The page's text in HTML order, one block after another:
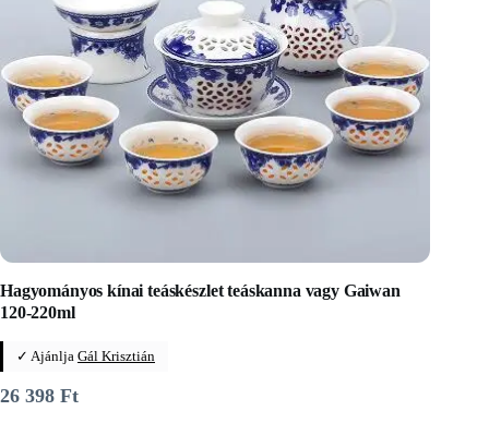
Hagyományos kínai teáskészlet teáskanna vagy Gaiwan
120-220ml
✓ Ajánlja Gál Krisztián
26 398 Ft